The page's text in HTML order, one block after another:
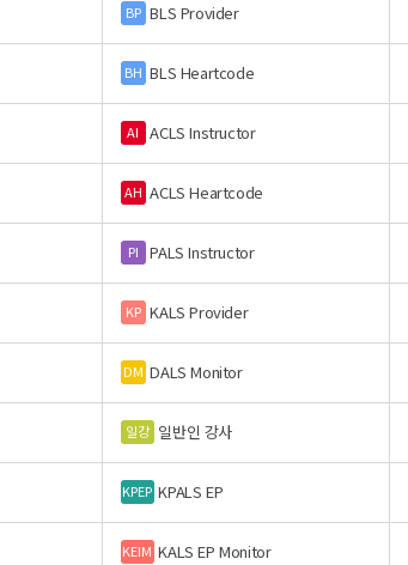
BP BLS Provider
BH BLS Heartcode
AI ACLS Instructor
AH ACLS Heartcode
PI PALS Instructor
KP KALS Provider
DM DALS Monitor
일강 일반인 강사
KPEP KPALS EP
KEIM KALS EP Monitor